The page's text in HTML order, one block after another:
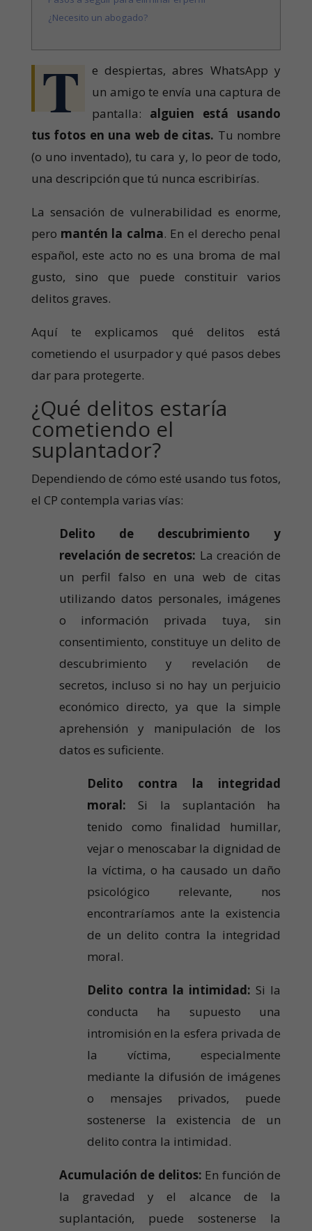
¿Necesito un abogado?
T
e despiertas, abres WhatsApp y
un amigo te envía una captura de
pantalla: alguien está usando
tus fotos en una web de citas. Tu nombre
(o uno inventado), tu cara y, lo peor de todo,
una descripción que tú nunca escribirías.
La sensación de vulnerabilidad es enorme,
pero mantén la calma. En el derecho penal
español, este acto no es una broma de mal
gusto, sino que puede constituir varios
delitos graves.
Aquí te explicamos qué delitos está
cometiendo el usurpador y qué pasos debes
dar para protegerte.
¿Qué delitos estaría
cometiendo el
suplantador?
Dependiendo de cómo esté usando tus fotos,
el CP contempla varias vías:
Delito de descubrimiento y
revelación de secretos: La creación de
un perfil falso en una web de citas
utilizando datos personales, imágenes
o información privada tuya, sin
consentimiento, constituye un delito de
descubrimiento y revelación de
secretos, incluso si no hay un perjuicio
económico directo, ya que la simple
aprehensión y manipulación de los
datos es suficiente.
Delito contra la integridad
moral: Si la suplantación ha
tenido como finalidad humillar,
vejar o menoscabar la dignidad de
la víctima, o ha causado un daño
psicológico relevante, nos
encontraríamos ante la existencia
de un delito contra la integridad
moral.
Delito contra la intimidad: Si la
conducta ha supuesto una
intromisión en la esfera privada de
la víctima, especialmente
mediante la difusión de imágenes
o mensajes privados, puede
sostenerse la existencia de un
delito contra la intimidad.
Acumulación de delitos: En función de
la gravedad y el alcance de la
suplantación, puede sostenerse la